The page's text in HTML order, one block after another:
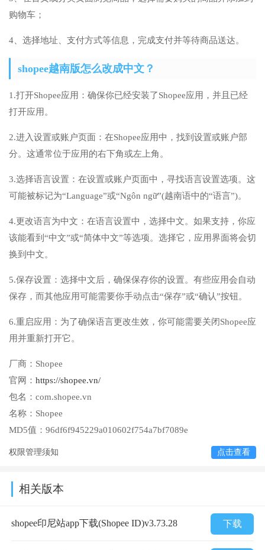
购物车；
4、选择地址、支付方式等信息，完成支付并等待商品送达。
shopee越南版怎么改成中文？
1.打开Shopee应用：确保你已经安装了Shopee应用，并且已经
打开应用。
2.进入设置或账户页面：在Shopee应用中，找到设置或账户部
分。这通常位于应用的右下角或左上角。
3.选择语言设置：在设置或账户页面中，寻找语言设置选项。这
可能被标记为“Language”或“Ngôn ngữ”(越南语中的“语言”)。
4.更改语言为中文：在语言设置中，选择中文。如果支持，你应
该能看到“中文”或“简体中文”等选项。选择它，应用界面将会切
换到中文。
5.保存设置：选择中文后，确保保存你的设置。有些应用会自动
保存，而其他应用可能需要你手动点击“保存”或“确认”按钮。
6.重启应用：为了确保语言更改生效，你可能需要关闭Shopee应
用并重新打开它。
厂商： Shopee
官网： https://shopee.vn/
包名： com.shopee.vn
名称： Shopee
MD5值： 96df6f945229a010602f754a7bf7089e
权限管理须知 点击查看
相关版本
shopee印尼站app下载(Shopee ID)v3.73.28 下载